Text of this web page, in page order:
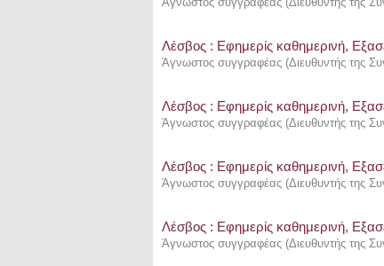
Λέσβος : Eφημερίς καθημερινή,
Άγνωστος συγγραφέας (Διευθυντής της
Λέσβος : Eφημερίς καθημερινή,
Άγνωστος συγγραφέας (Διευθυντής της
Λέσβος : Eφημερίς καθημερινή,
Άγνωστος συγγραφέας (Διευθυντής της
Λέσβος : Eφημερίς καθημερινή,
Άγνωστος συγγραφέας (Διευθυντής της